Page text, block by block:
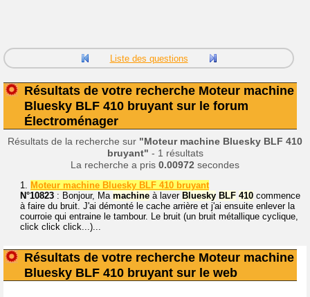
Liste des questions
Résultats de votre recherche Moteur machine
Bluesky BLF 410 bruyant sur le forum
Électroménager
Résultats de la recherche sur "Moteur machine Bluesky BLF 410
bruyant" - 1 résultats
La recherche a pris 0.00972 secondes
1. Moteur machine Bluesky BLF 410 bruyant
N°10823 : Bonjour, Ma machine à laver Bluesky BLF 410 commence
à faire du bruit. J'ai démonté le cache arrière et j'ai ensuite enlever la
courroie qui entraine le tambour. Le bruit (un bruit métallique cyclique,
click click click...)...
Résultats de votre recherche Moteur machine
Bluesky BLF 410 bruyant sur le web